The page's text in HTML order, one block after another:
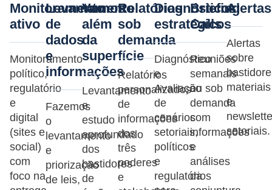
Monitoramento
ativo
Monitoramento
político,
regulatório
e
digital
(sites e
social)
com
foco na
Levantamento
de
dados
e
informações
Fazemos
o
levantamento
e
priorização
de leis,
Vamos
além
da
superfície
Levantamento
e
estudo
aprofundado
dos
bastidores
de
Relatórios
sob
demanda
Relatórios
personalizados
de
informações
dos
três
poderes
e
Diagnósticos
estratégicos
Diagnóstico
e
Avaliação
de
cenários
setoriais,
políticos
e
regulatórios
Briefing
Calls
Reuniões
semanais
ou sob
demanda
com
informações
e
análises
da
Alertas
Alertas
sobre
materiais
e
setoriais.